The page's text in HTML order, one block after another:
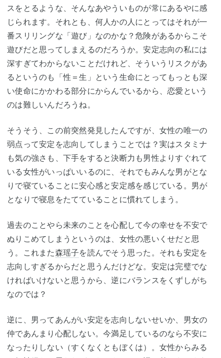
スをとるような、そんなあやういものが常にあるやに感
じられます。それとも、何人かの人にとってはそれが一
番スリリングな「遊び」なのかな？危険があるからこそ
遊びだと思ってしまえるのだろうか。安定志向の私には
深すぎてわからないことだけれど、そういうリスクがあ
るというのも「性＝生」という生命にとってもっとも深
い使命にかかわる部分にからんでいるから、恋愛という
のは難しいんだろうね。
そうそう、この前突然発見したんですが、女性の唯一の
弱点って安定を志向してしまうことでは？実はスタミナ
も気の強さも、下手をすると決断力も男性よりすぐれて
いる女性がいっぱいいるのに、それでもみんな男がとな
りで寝ていることに安心感と安定感を感じている。男が
となりで寝息をたてていることに慣れてしまう。
過去のことやら未来のことを心配して今の幸せを不安で
ぬりこめてしまうというのは、女性の悪いくせだと思
う。これまた森瑶子を読んでそう思った。それも安定を
志向しすぎるからだと思うんだけどな。安定は完璧でな
ければいけないと思うから、逆にバランスをくずしがち
なのでは？
逆に、男ってあんがい安定を志向しないせいか、男女の
仲であんまり心配しない。今満足しているのなら不安に
なったりしない（すくなくともぼくは）。女性からみる